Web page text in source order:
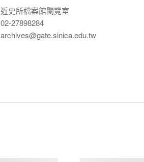
近史所檔案館閱覽室
02-27898284
archives@gate.sinica.edu.tw